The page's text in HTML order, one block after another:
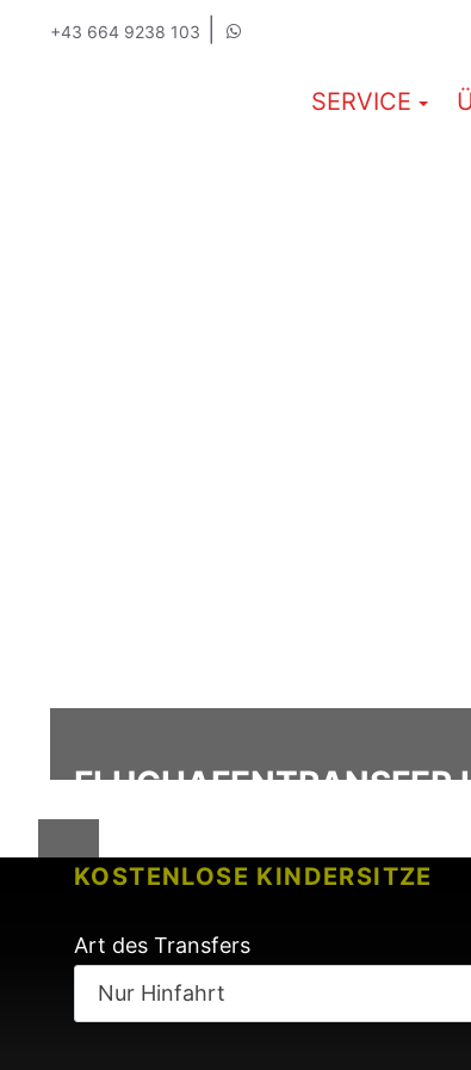
+43 664 9238 103
SERVICE
KOSTENLOSE KINDERSITZE
KEINE GEBÜHREN BEI
Art des Transfers